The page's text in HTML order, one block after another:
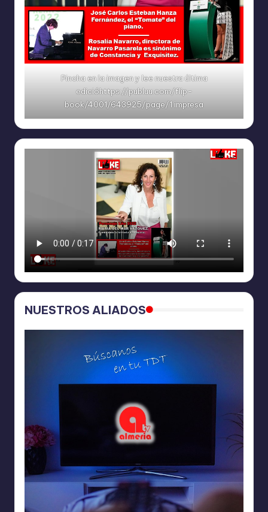
Pincha en la imagen y lee nuestra última
edicióhttps://publuu.com/flip-
book/4001/643925/page/1 impresa
NUESTROS ALIADOS